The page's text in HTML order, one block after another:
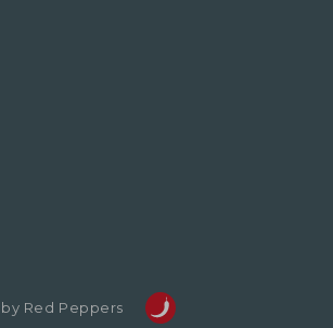
Red Peppers